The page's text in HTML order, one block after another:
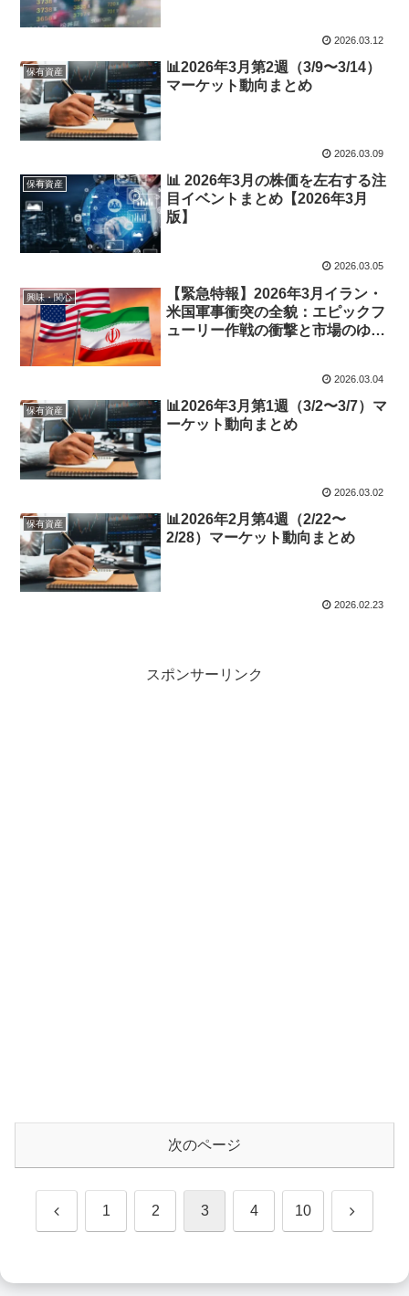
2026.03.12
保有資産
📊2026年3月第2週（3/9〜3/14）
マーケット動向まとめ
2026.03.09
保有資産
📊 2026年3月の株価を左右する注
目イベントまとめ【2026年3月
版】
2026.03.05
興味・関心
【緊急特報】2026年3月イラン・
米国軍事衝突の全貌：エピックフ
ューリー作戦の衝撃と市場のゆく
2026.03.04
保有資産
📊2026年3月第1週（3/2〜3/7）マ
ーケット動向まとめ
2026.03.02
保有資産
📊2026年2月第4週（2/22〜
2/28）マーケット動向まとめ
2026.02.23
スポンサーリンク
次のページ
前 1 2 3 4 10 次